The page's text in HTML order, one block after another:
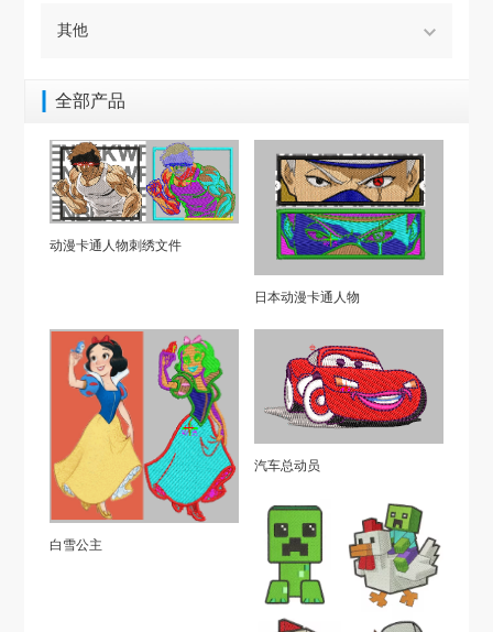
其他
全部产品
动漫卡通人物刺绣文件
日本动漫卡通人物
白雪公主
汽车总动员